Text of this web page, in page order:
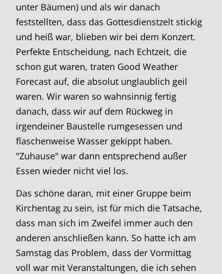
unter Bäumen) und als wir danach
feststellten, dass das Gottesdienstzelt stickig
und heiß war, blieben wir bei dem Konzert.
Perfekte Entscheidung, nach Echtzeit, die
schon gut waren, traten Good Weather
Forecast auf, die absolut unglaublich geil
waren. Wir waren so wahnsinnig fertig
danach, dass wir auf dem Rückweg in
irgendeiner Baustelle rumgesessen und
flaschenweise Wasser gekippt haben.
"Zuhause" war dann entsprechend außer
Essen wieder nicht viel los.
Das schöne daran, mit einer Gruppe beim
Kirchentag zu sein, ist für mich die Tatsache,
dass man sich im Zweifel immer auch den
anderen anschließen kann. So hatte ich am
Samstag das Problem, dass der Vormittag
voll war mit Veranstaltungen, die ich sehen